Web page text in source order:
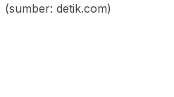
(sumber: detik.com)